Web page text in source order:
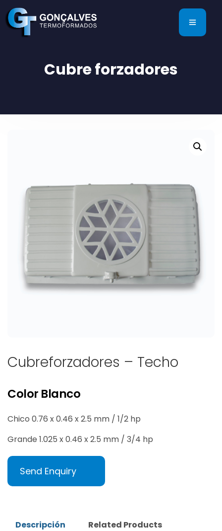
Cubre forzadores
Cubreforzadores – Techo
Color Blanco
Chico 0.76 x 0.46 x 2.5 mm / 1/2 hp
Grande 1.025 x 0.46 x 2.5 mm / 3/4 hp
Send Enquiry
Descripción Related Products